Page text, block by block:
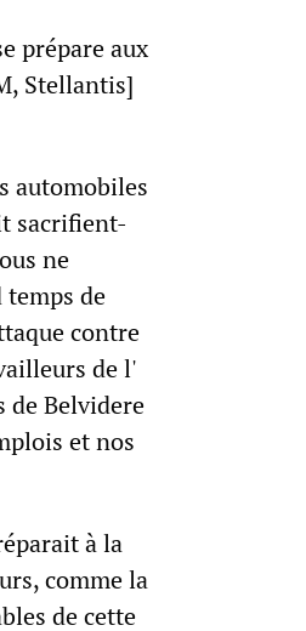
prépare aux
Stellantis]
automobiles
sacrifient-
ne
de
contre
de l'
de Belvidere
et nos
à la
comme la
de cette